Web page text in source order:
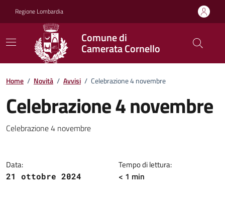
Regione Lombardia
Comune di
Camerata Cornello
Home / Novità / Avvisi / Celebrazione 4 novembre
Celebrazione 4 novembre
Dettagli della notizia
Celebrazione 4 novembre
Data:
21 ottobre 2024
Tempo di lettura:
< 1 min